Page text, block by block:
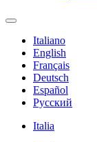
Italiano
English
Français
Deutsch
Español
Pусский
Italia